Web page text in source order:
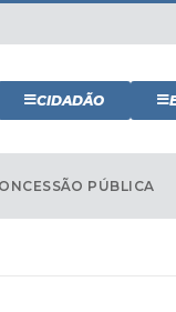
CIDADÃO
PÚBLICA